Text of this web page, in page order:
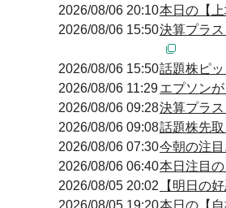
2026/08/06 20:10本日の【
2026/08/06 15:50決算プラ
2026/08/06 15:50話題株ピ
2026/08/06 11:29エプソン
2026/08/06 09:28決算プラ
2026/08/06 09:08話題株先
2026/08/06 07:30今朝の注
2026/08/06 06:40本日注目
2026/08/05 20:02
【明日の
2026/08/05 19:20本日の【